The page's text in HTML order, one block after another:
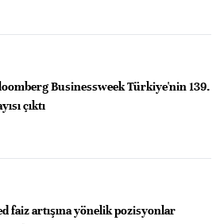
Businessweek Türkiye'nin 139.
çıktı
faiz artışına yönelik pozisyonlar